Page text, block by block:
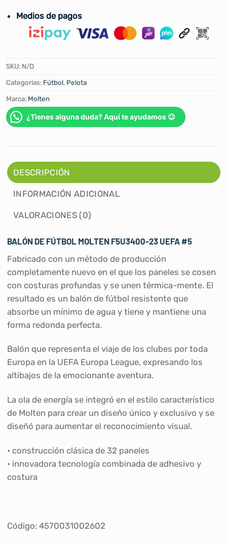
Medios de pagos
SKU: N/D
Categorías: Fútbol, Pelota
Marca: Molten
¿Tienes alguna duda? Aquí te ayudamos 😉
DESCRIPCIÓN
INFORMACIÓN ADICIONAL
VALORACIONES (0)
BALÓN DE FÚTBOL MOLTEN F5U3400-23 UEFA #5
Fabricado con un método de producción
completamente nuevo en el que los paneles se cosen
con costuras profundas y se unen térmica-mente. El
resultado es un balón de fútbol resistente que
absorbe un mínimo de agua y tiene y mantiene una
forma redonda perfecta.
Balón que representa el viaje de los clubes por toda
Europa en la UEFA Europa League, expresando los
altibajos de la emocionante aventura.
La ola de energía se integró en el estilo característico
de Molten para crear un diseño único y exclusivo y se
diseñó para aumentar el reconocimiento visual.
• construcción clásica de 32 paneles
• innovadora tecnología combinada de adhesivo y
costura
Código: 4570031002602